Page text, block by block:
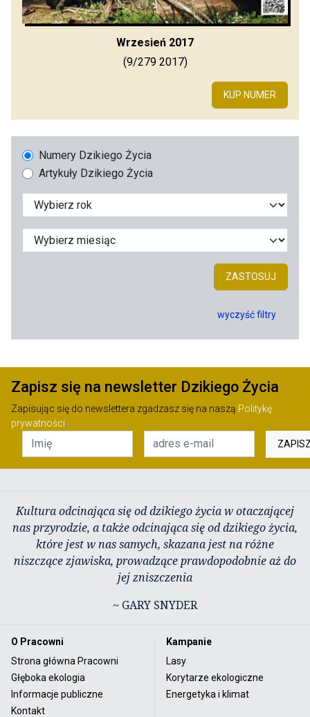
Wrzesień 2017
(9/279 2017)
KUP NUMER
Numery Dzikiego Życia
Artykuły Dzikiego Życia
ZASTOSUJ
wyczyść filtry
Zapisz się na newsletter Dzikiego Życia
Zapisując się do newslettera zgadzasz się na naszą Politykę
prywatności
Kultura odcinająca się od dzikiego życia w otaczającej
nas przyrodzie, a także odcinająca się od dzikiego życia,
które jest w nas samych, skazana jest na różne
niszczące zjawiska, prowadzące prawdopodobnie aż do
jej zniszczenia
~ GARY SNYDER
O Pracowni
Strona główna Pracowni
Głęboka ekologia
Informacje publiczne
Kontakt
Kampanie
Lasy
Korytarze ekologiczne
Energetyka i klimat